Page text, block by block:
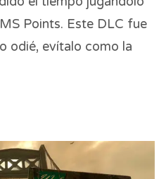
Points. Este DLC fue
odié, evítalo como la